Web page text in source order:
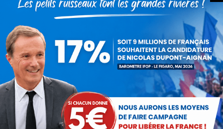
Débat avec Nicolas DUPONT-
AIGNAN · Radio Courtoisie,
22/09/25
Vidéo
Debout La France
23 septembre 2025
Retrouvez l’intégralité du débat avec Nicolas
DUPONT-AIGNAN !